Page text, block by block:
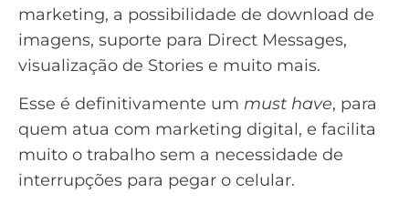
marketing, a possibilidade de download de
imagens, suporte para Direct Messages,
visualização de Stories e muito mais.
Esse é definitivamente um must have, para
quem atua com marketing digital, e facilita
muito o trabalho sem a necessidade de
interrupções para pegar o celular.